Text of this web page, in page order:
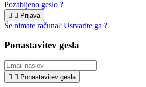
Pozabljeno geslo ?
  Prijava
Še nimate računa? Ustvarite ga ?
Ponastavitev gesla
  Ponastavitev gesla